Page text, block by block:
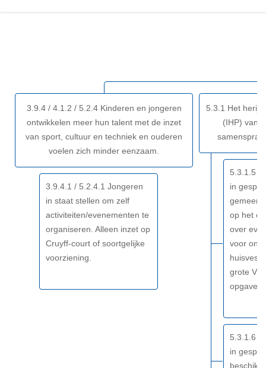
Woerden
Resultaat
3.9.4 / 4.1.2 / 5.2.4 Kinderen en jongeren
ontwikkelen meer hun talent met de inzet
van sport, cultuur en techniek en ouderen
voelen zich minder eenzaam.
3.9.4.1 / 5.2.4.1 Jongeren
in staat stellen om zelf
activiteiten/evenementen te
organiseren. Alleen inzet op
Cruyff-court of soortgelijke
voorziening.
5.3.1 Het
(IHP) van
5.3.1.5
in
op het
over evt.
voor
grote
opgave
5.3.1.6
in